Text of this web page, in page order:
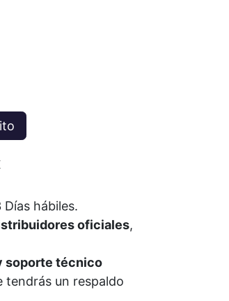
Días hábiles.
oficiales,
soporte técnico
tendrás un respaldo